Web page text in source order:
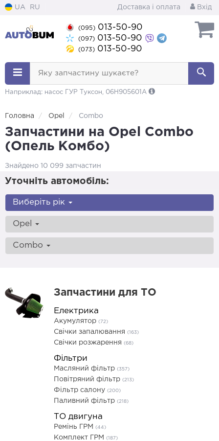
UA RU Доставка і оплата Вхід
(095) 013-50-90
(097) 013-50-90
(073) 013-50-90
Яку запчастину шукаєте?
Наприклад: насос ГУР Туксон, 06H905601A
Головна Opel Combo
Запчастини на Opel Combo
(Опель Комбо)
Знайдено 10 099 запчастин
Уточніть автомобіль:
Виберіть рік
Opel
Combo
Запчастини для ТО
Електрика
Акумулятор (72)
Свічки запалювання (163)
Свічки розжарення (68)
Фільтри
Масляний фільтр (357)
Повітряний фільтр (213)
Фільтр салону (200)
Паливний фільтр (218)
ТО двигуна
Ремінь ГРМ (44)
Комплект ГРМ (187)